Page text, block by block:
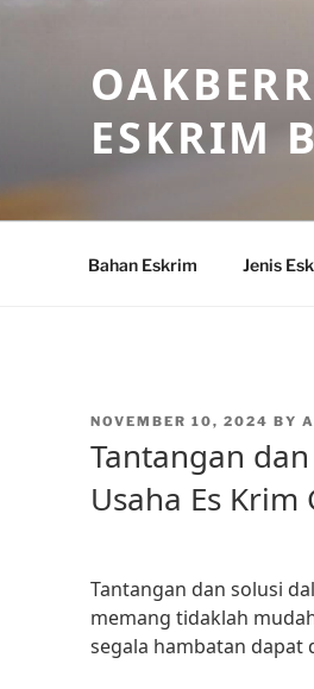
ESKRIM
Bahan Eskrim Jenis
POSTED
NOVEMBER 10, 2024 BY
Tantangan
Usaha Es Krim
Tantangan dan solusi
memang tidaklah
segala hambatan dapat